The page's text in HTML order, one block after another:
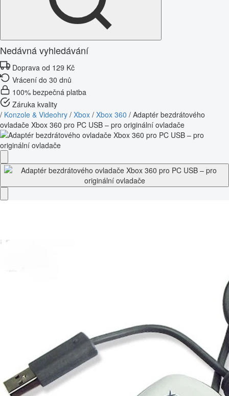
Nedávná vyhledávání
Doprava od 129 Kč
Vrácení do 30 dnů
100% bezpečná platba
Záruka kvality
/ Konzole & Videohry / Xbox / Xbox 360 / Adaptér bezdrátového
ovladače Xbox 360 pro PC USB – pro originální ovladače